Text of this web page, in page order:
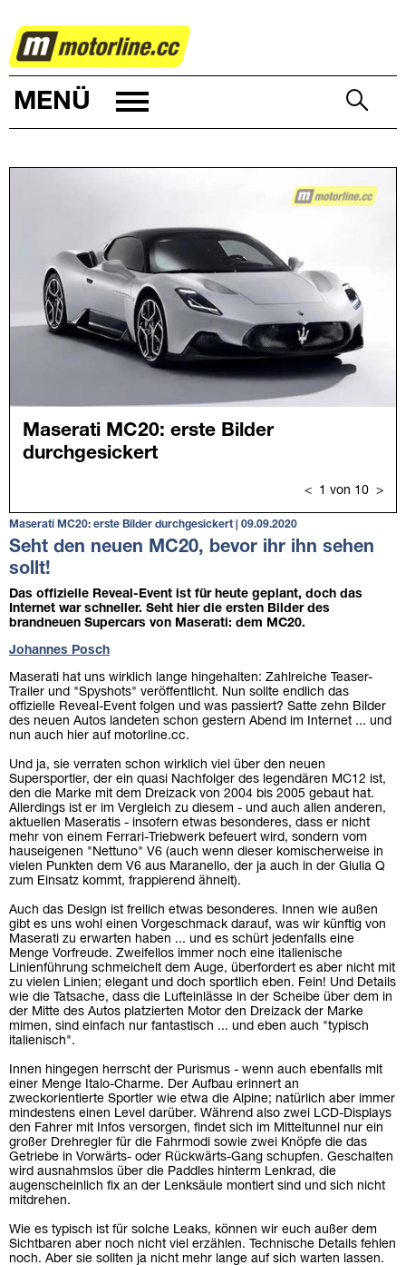
AUTOWELT
MENÜ
Maserati MC20: erste Bilder durchgesickert | 09.09.2020
Seht den neuen MC20, bevor ihr ihn sehen
sollt!
Das offizielle Reveal-Event ist für heute geplant, doch das
Internet war schneller. Seht hier die ersten Bilder des
brandneuen Supercars von Maserati: dem MC20.
Johannes Posch
Maserati hat uns wirklich lange hingehalten: Zahlreiche Teaser-
Trailer und "Spyshots" veröffentlicht. Nun sollte endlich das
offizielle Reveal-Event folgen und was passiert? Satte zehn Bilder
des neuen Autos landeten schon gestern Abend im Internet ... und
nun auch hier auf motorline.cc.
Und ja, sie verraten schon wirklich viel über den neuen
Supersportler, der ein quasi Nachfolger des legendären MC12 ist,
den die Marke mit dem Dreizack von 2004 bis 2005 gebaut hat.
Allerdings ist er im Vergleich zu diesem - und auch allen anderen,
aktuellen Maseratis - insofern etwas besonderes, dass er nicht
mehr von einem Ferrari-Triebwerk befeuert wird, sondern vom
hauseigenen "Nettuno" V6 (auch wenn dieser komischerweise in
vielen Punkten dem V6 aus Maranello, der ja auch in der Giulia Q
zum Einsatz kommt, frappierend ähnelt).
Auch das Design ist freilich etwas besonderes. Innen wie außen
gibt es uns wohl einen Vorgeschmack darauf, was wir künftig von
Maserati zu erwarten haben ... und es schürt jedenfalls eine
Menge Vorfreude. Zweifellos immer noch eine italienische
Linienführung schmeichelt dem Auge, überfordert es aber nicht mit
zu vielen Linien; elegant und doch sportlich eben. Fein! Und Details
wie die Tatsache, dass die Lufteinlässe in der Scheibe über dem in
der Mitte des Autos platzierten Motor den Dreizack der Marke
mimen, sind einfach nur fantastisch ... und eben auch "typisch
italienisch".
Innen hingegen herrscht der Purismus - wenn auch ebenfalls mit
einer Menge Italo-Charme. Der Aufbau erinnert an
zweckorientierte Sportler wie etwa die Alpine; natürlich aber immer
mindestens einen Level darüber. Während also zwei LCD-Displays
den Fahrer mit Infos versorgen, findet sich im Mitteltunnel nur ein
großer Drehregler für die Fahrmodi sowie zwei Knöpfe die das
Getriebe in Vorwärts- oder Rückwärts-Gang schupfen. Geschalten
wird ausnahmslos über die Paddles hinterm Lenkrad, die
augenscheinlich fix an der Lenksäule montiert sind und sich nicht
mitdrehen.
Wie es typisch ist für solche Leaks, können wir euch außer dem
Sichtbaren aber noch nicht viel erzählen. Technische Details fehlen
noch. Aber sie sollten ja nicht mehr lange auf sich warten lassen.